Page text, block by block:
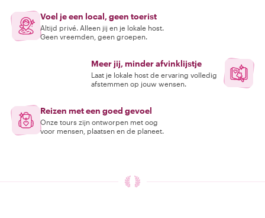
Voel je een local, geen toerist
Altijd privé. Alleen jij en je lokale host.
Geen vreemden, geen groepen.
Meer jij, minder afvinklijstje
Laat je lokale host de ervaring volledig
afstemmen op jouw wensen.
Reizen met een goed gevoel
Onze tours zijn ontworpen met oog
voor mensen, plaatsen en de planeet.